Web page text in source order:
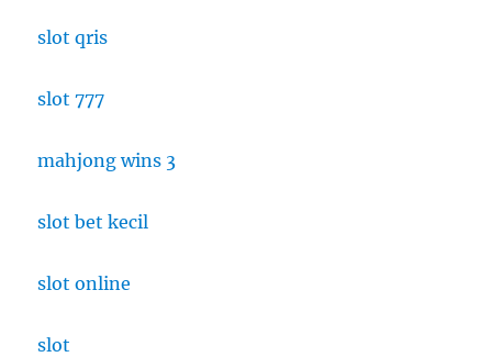
slot qris
slot 777
mahjong wins 3
slot bet kecil
slot online
slot